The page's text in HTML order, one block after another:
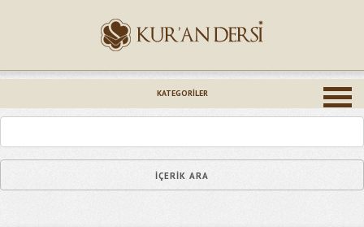
KATEGORILER
Epostanız (*)